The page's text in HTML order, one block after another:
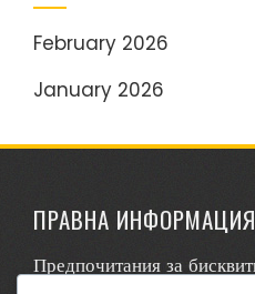
February 2026
January 2026
ПРАВНА ИНФОРМАЦИЯ
Предпочитания за